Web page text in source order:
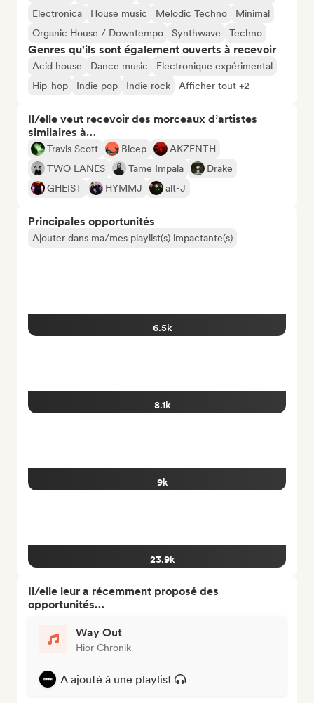
Electronica
House music Melodic Techno
Minimal
Organic House / Downtempo
Synthwave Techno
Genres qu'ils sont également ouverts à recevoir
Acid house Dance music
Electronique expérimental
Hip-hop
Indie pop Indie rock Afficher tout +2
Il/elle veut recevoir des morceaux d’artistes
similaires à…
Travis Scott Bicep
AKZENTH
TWO LANES
Tame Impala
Drake
GHEIST
HYMMJ alt-J
Principales opportunités
Ajouter dans ma/mes playlist(s) impactante(s)
6.5k
8.1k
9k
23.9k
Il/elle leur a récemment proposé des
opportunités…
Way Out
Hior Chronik
A ajouté à une playlist